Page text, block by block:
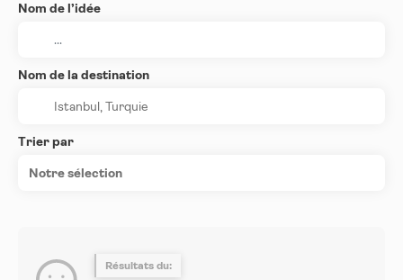
Nom de l’idée
Nom de la destination
Trier par
Notre sélection
Résultats du: